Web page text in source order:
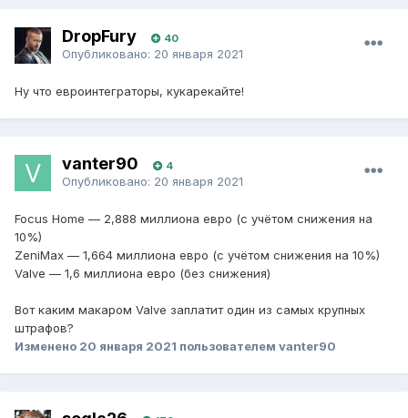
DropFury 40
Опубликовано: 20 января 2021
Ну что евроинтеграторы, кукарекайте!
vanter90 4
Опубликовано: 20 января 2021
Focus Home — 2,888 миллиона евро (с учётом снижения на
10%)
ZeniMax — 1,664 миллиона евро (с учётом снижения на 10%)
Valve — 1,6 миллиона евро (без снижения)
Вот каким макаром Valve заплатит один из самых крупных
штрафов?
Изменено 20 января 2021 пользователем vanter90